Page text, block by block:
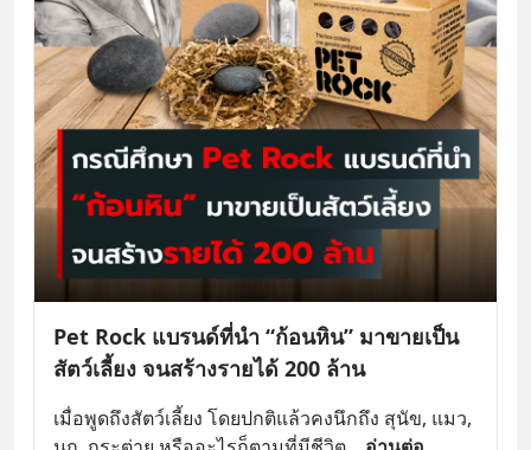
Pet Rock แบรนด์ที่นำ “ก้อนหิน” มาขายเป็น
สัตว์เลี้ยง จนสร้างรายได้ 200 ล้าน
เมื่อพูดถึงสัตว์เลี้ยง โดยปกติแล้วคงนึกถึง สุนัข, แมว,